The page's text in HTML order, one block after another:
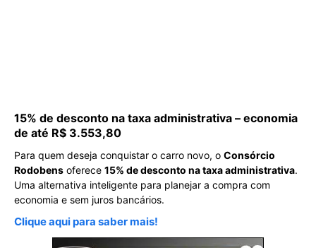
15% de desconto na taxa administrativa – economia
de até R$ 3.553,80
Para quem deseja conquistar o carro novo, o Consórcio
Rodobens oferece 15% de desconto na taxa administrativa.
Uma alternativa inteligente para planejar a compra com
economia e sem juros bancários.
Clique aqui para saber mais!